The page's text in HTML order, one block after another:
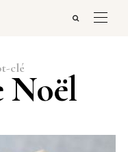
cléNoël